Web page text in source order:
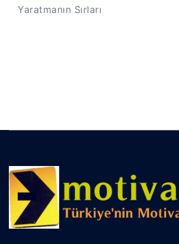
Yaratmanın Sırları